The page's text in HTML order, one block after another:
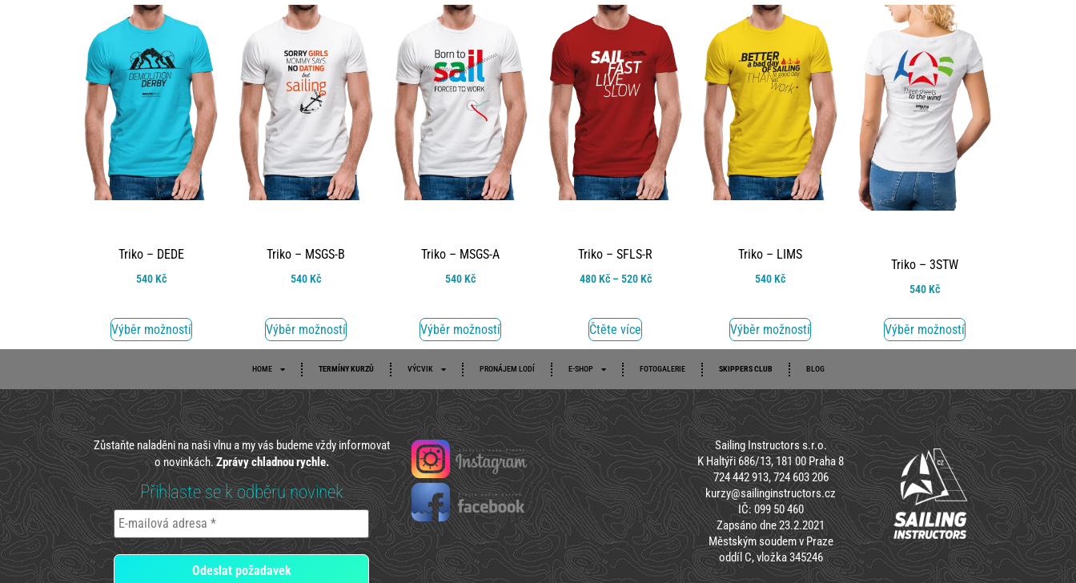
Triko – DEDE
540Kč
Výběr možností
Triko – MSGS-B
540Kč
Výběr možností
Triko – MSGS-A
540Kč
Výběr možností
Triko – SFLS-R
480Kč – 520Kč
Čtěte více
Triko – LIMS
540Kč
Výběr možností
Triko – 3STW
540Kč
Výběr možností
HOME TERMÍNY KURZŮ VÝCVIK PRONÁJEM LODÍ E-SHOP FOTOGALERIE SKIPPERS CLUB BLOG
Zůstaňte naladěni na naši vlnu a my vás budeme vždy informovat
o novinkách.Zprávy chladnou rychle.
Přihlaste se k odběru novinek
Sailing Instructors s.r.o.
K Haltýři 686/13, 181 00 Praha 8
724 442 913, 724 603 206
kurzy@sailinginstructors.cz
IČ: 099 50 460
Zapsáno dne 23.2.2021
Městským soudem v Praze
oddíl C, vložka 345246